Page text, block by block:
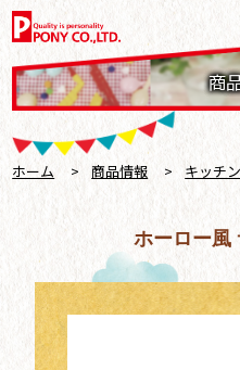
商
ホーム > 商品情報 > キッチン
ホーロー風